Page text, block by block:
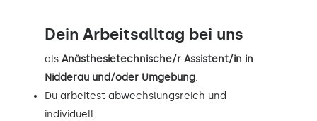
Dein Arbeitsalltag bei uns
als Anästhesietechnische/r Assistent/in in
Nidderau und/oder Umgebung.
Du arbeitest abwechslungsreich und
individuell